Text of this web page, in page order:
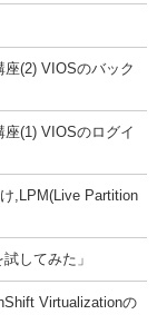
(2) VIOSのバック
(1) VIOSのログイ
,LPM(Live Partition
してみた」
Virtualizationの